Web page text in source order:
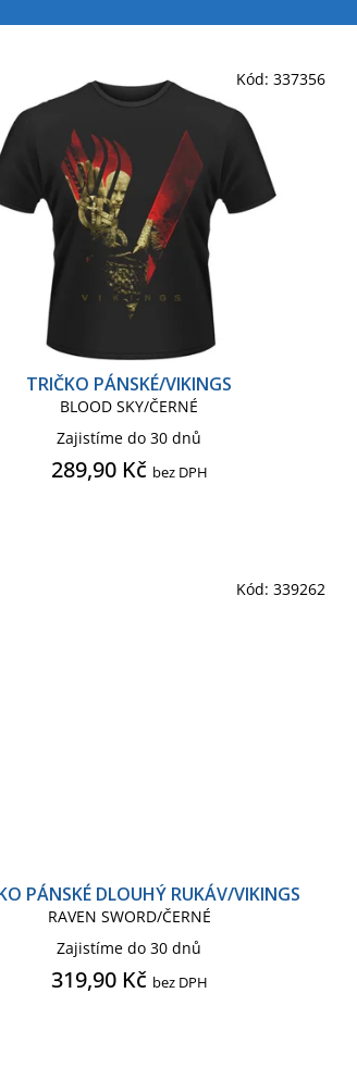
TRIČKO PÁNSKÉ/VIKINGS
BLOOD SKY/ČERNÉ
Zajistíme do 30 dnů
289,90 Kč bez DPH
Kód: 337356
PÁNSKÉ DLOUHÝ RUKÁV/VIKINGS
RAVEN SWORD/ČERNÉ
Zajistíme do 30 dnů
319,90 Kč bez DPH
Kód: 339262